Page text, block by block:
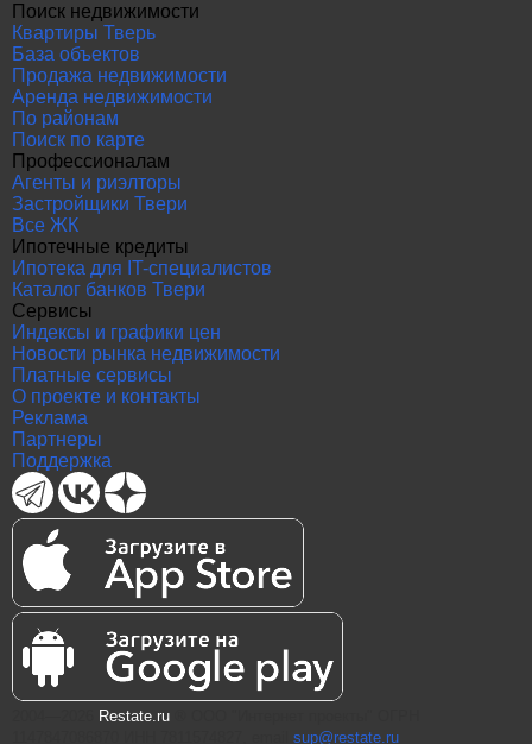
Поиск недвижимости
Квартиры Тверь
База объектов
Продажа недвижимости
Аренда недвижимости
По районам
Поиск по карте
Профессионалам
Агенты и риэлторы
Застройщики Твери
Все ЖК
Ипотечные кредиты
Ипотека для IT-специалистов
Каталог банков Твери
Сервисы
Индексы и графики цен
Новости рынка недвижимости
Платные сервисы
О проекте и контакты
Реклама
Партнеры
Поддержка
Restate.ru
sup@restate.ru